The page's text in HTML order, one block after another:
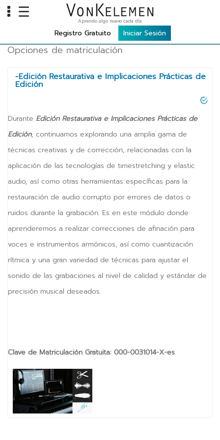
Home
Cursos
Carreras
TOOLS
VKTV
vKonnect
vKontact
NOTIFICATIONS
☰ Aprendo algo nuevo cada día
Registro Gratuito Iniciar Sesión
Opciones de matriculación
-Edición Restaurativa e Implicaciones Prácticas de
Edición
Durante Edición Restaurativa e Implicaciones Prácticas de
Edición, continuamos explorando una amplia gama de
técnicas creativas y de corrección, relacionadas con la
aplicación de las tecnologías de timestretching y elastic
audio, así como otras herramientas específicas para la
restauración de audio corrupto por errores de datos o
ruidos durante la grabación. Es en este módulo donde
aprenderemos a realizar correcciones de afinación para
voces e instrumentos armónicos, así como cuantización
rítmica y una gran variedad de técnicas para ajustar el
sonido de las grabaciones al nivel de calidad y estándar de
precisión musical deseados.
Clave de Matriculación Gratuita: 000-0031014-X-es